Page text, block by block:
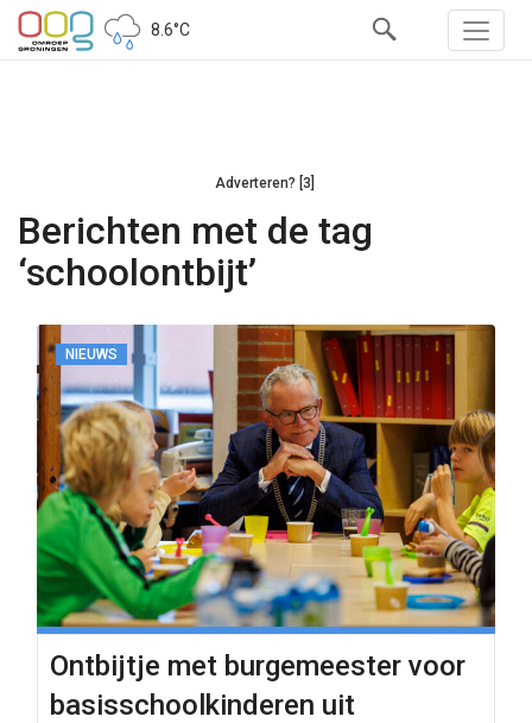
8.6°C
Adverteren? [3]
Berichten met de tag
‘schoolontbijt’
NIEUWS
Ontbijtje met burgemeester voor
basisschoolkinderen uit